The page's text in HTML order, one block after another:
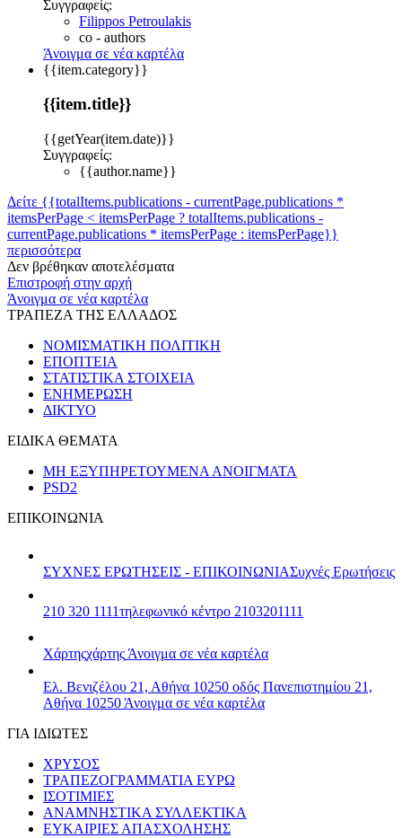
Συγγραφείς:
Filippos Petroulakis
co - authors
Άνοιγμα σε νέα καρτέλα
{{item.category}}
{{item.title}}
{{getYear(item.date)}}
Συγγραφείς:
{{author.name}}
Δείτε {{totalItems.publications - currentPage.publications *
itemsPerPage < itemsPerPage ? totalItems.publications -
currentPage.publications * itemsPerPage : itemsPerPage}}
περισσότερα
Δεν βρέθηκαν αποτελέσματα
Επιστροφή στην αρχή
Άνοιγμα σε νέα καρτέλα
ΤΡΑΠΕΖΑ ΤΗΣ ΕΛΛΑΔΟΣ
ΝΟΜΙΣΜΑΤΙΚΗ ΠΟΛΙΤΙΚΗ
ΕΠΟΠΤΕΙΑ
ΣΤΑΤΙΣΤΙΚΑ ΣΤΟΙΧΕΙΑ
ΕΝΗΜΕΡΩΣΗ
ΔΙΚΤΥΟ
ΕΙΔΙΚΑ ΘΕΜΑΤΑ
ΜΗ ΕΞΥΠΗΡΕΤΟΥΜΕΝΑ ΑΝΟΙΓΜΑΤΑ
PSD2
ΕΠΙΚΟΙΝΩΝΙΑ
ΣΥΧΝΕΣ ΕΡΩΤΗΣΕΙΣ - ΕΠΙΚΟΙΝΩΝΙΑΣυχνές Ερωτήσεις
210 320 1111τηλεφωνικό κέντρο 2103201111
Χάρτηςχάρτης Άνοιγμα σε νέα καρτέλα
Ελ. Βενιζέλου 21, Αθήνα 10250 οδός Πανεπιστημίου 21,
Αθήνα 10250 Άνοιγμα σε νέα καρτέλα
ΓΙΑ ΙΔΙΩΤΕΣ
ΧΡΥΣΟΣ
ΤΡΑΠΕΖΟΓΡΑΜΜΑΤΙΑ ΕΥΡΩ
ΙΣΟΤΙΜΙΕΣ
ΑΝΑΜΝΗΣΤΙΚΑ ΣΥΛΛΕΚΤΙΚΑ
ΕΥΚΑΙΡΙΕΣ ΑΠΑΣΧΟΛΗΣΗΣ